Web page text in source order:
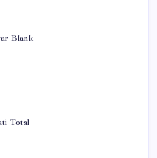
Blank
Total